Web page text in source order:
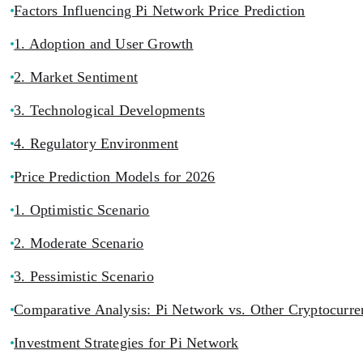
Factors Influencing Pi Network Price Prediction
1. Adoption and User Growth
2. Market Sentiment
3. Technological Developments
4. Regulatory Environment
Price Prediction Models for 2026
1. Optimistic Scenario
2. Moderate Scenario
3. Pessimistic Scenario
Comparative Analysis: Pi Network vs. Other
Investment Strategies for Pi Network